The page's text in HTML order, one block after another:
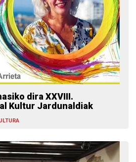
dira XXVIII.
Kultur Jardunaldiak